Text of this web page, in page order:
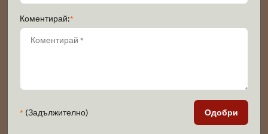
Коментирай:*
* (Задължително) Одобри